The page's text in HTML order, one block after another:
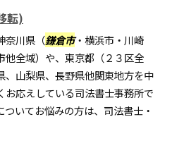
転)
奈川県（鎌倉市・横浜市・川崎
全域）や、東京都（２３区全
山梨県、長野県他関東地方を中
応えしている司法書士事務所で
いてお悩みの方は、司法書士・